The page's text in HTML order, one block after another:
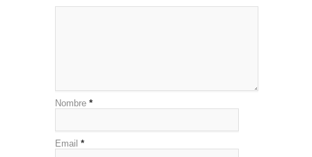
Nombre *
Email *